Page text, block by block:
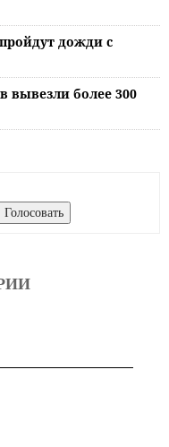
дожди с
вывезли более 300